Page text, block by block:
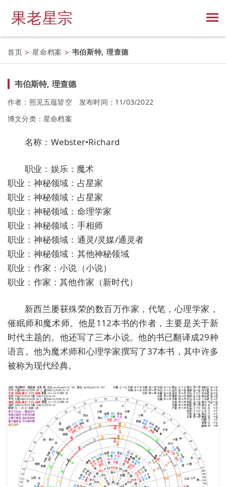
果老星宗
首页 > 星命档案 > 韦伯斯特, 理查德
韦伯斯特, 理查德
作者：照见五蕴皆空
发布时间：11/03/2022
博文分类： 星命档案
名称：Webster•Richard
职业：娱乐：魔术
职业：神秘领域：占星家
职业：神秘领域：占星家
职业：神秘领域：命理学家
职业：神秘领域：手相师
职业：神秘领域：通灵/灵媒/通灵者
职业：神秘领域：其他神秘领域
职业：作家：小说（小说）
职业：作家：其他作家（新时代）
新西兰屡获殊荣的数百万作家，代笔，心理学家，
催眠师和魔术师。他是112本书的作者，主要是关于新
时代主题的。他还写了三本小说。他的书已翻译成29种
语言。他为魔术师和心理学家撰写了37本书，其中许多
被称为现代经典。